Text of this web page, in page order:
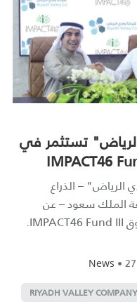
تستثمر في
الرياض" – الذراع
الملك سعود – عن
استثمارها بصندوق IMPACT46 Fund III.
News •
RIYADH VALLEY COMPANY